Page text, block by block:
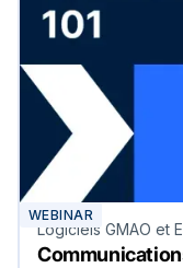
WEBINAR
Logiciels GMAO et